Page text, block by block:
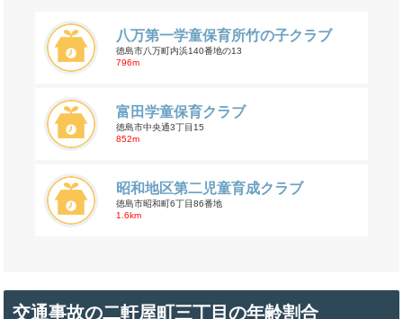
八万第一学童保育所竹の子クラブ
徳島市八万町内浜140番地の13
796m
富田学童保育クラブ
徳島市中央通3丁目15
852m
昭和地区第二児童育成クラブ
徳島市昭和町6丁目86番地
1.6km
交通事故の二軒屋町三丁目の年齢割合